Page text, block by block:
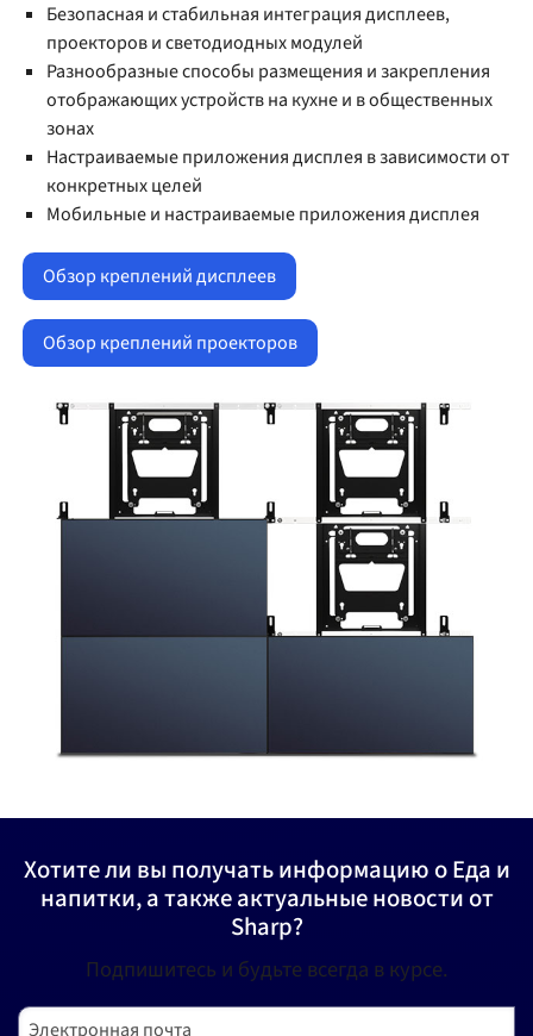
Безопасная и стабильная интеграция дисплеев,
проекторов и светодиодных модулей
Разнообразные способы размещения и закрепления
отображающих устройств на кухне и в общественных
зонах
Настраиваемые приложения дисплея в зависимости от
конкретных целей
Мобильные и настраиваемые приложения дисплея
Обзор креплений дисплеев
Обзор креплений проекторов
Хотите ли вы получать информацию о Еда и
напитки, а также актуальные новости от
Sharp?
Подпишитесь и будьте всегда в курсе.
Электронная почта